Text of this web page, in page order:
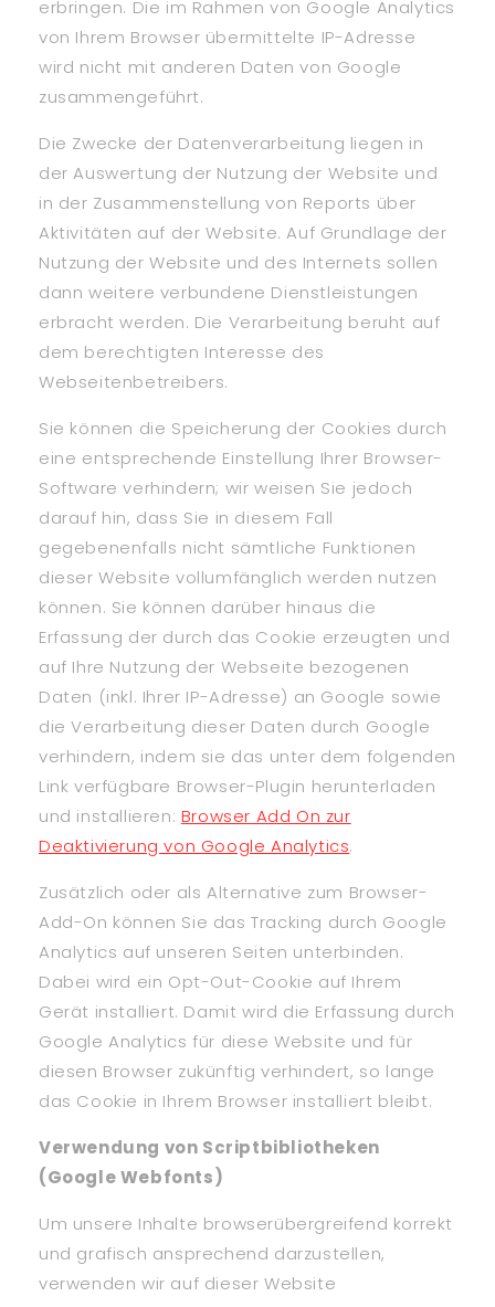
erbringen. Die im Rahmen von Google Analytics
von Ihrem Browser übermittelte IP-Adresse
wird nicht mit anderen Daten von Google
zusammengeführt.
Die Zwecke der Datenverarbeitung liegen in
der Auswertung der Nutzung der Website und
in der Zusammenstellung von Reports über
Aktivitäten auf der Website. Auf Grundlage der
Nutzung der Website und des Internets sollen
dann weitere verbundene Dienstleistungen
erbracht werden. Die Verarbeitung beruht auf
dem berechtigten Interesse des
Webseitenbetreibers.
Sie können die Speicherung der Cookies durch
eine entsprechende Einstellung Ihrer Browser-
Software verhindern; wir weisen Sie jedoch
darauf hin, dass Sie in diesem Fall
gegebenenfalls nicht sämtliche Funktionen
dieser Website vollumfänglich werden nutzen
können. Sie können darüber hinaus die
Erfassung der durch das Cookie erzeugten und
auf Ihre Nutzung der Webseite bezogenen
Daten (inkl. Ihrer IP-Adresse) an Google sowie
die Verarbeitung dieser Daten durch Google
verhindern, indem sie das unter dem folgenden
Link verfügbare Browser-Plugin herunterladen
und installieren: Browser Add On zur
Deaktivierung von Google Analytics.
Zusätzlich oder als Alternative zum Browser-
Add-On können Sie das Tracking durch Google
Analytics auf unseren Seiten unterbinden.
Dabei wird ein Opt-Out-Cookie auf Ihrem
Gerät installiert. Damit wird die Erfassung durch
Google Analytics für diese Website und für
diesen Browser zukünftig verhindert, so lange
das Cookie in Ihrem Browser installiert bleibt.
Verwendung von Scriptbibliotheken
(Google Webfonts)
Um unsere Inhalte browserübergreifend korrekt
und grafisch ansprechend darzustellen,
verwenden wir auf dieser Website